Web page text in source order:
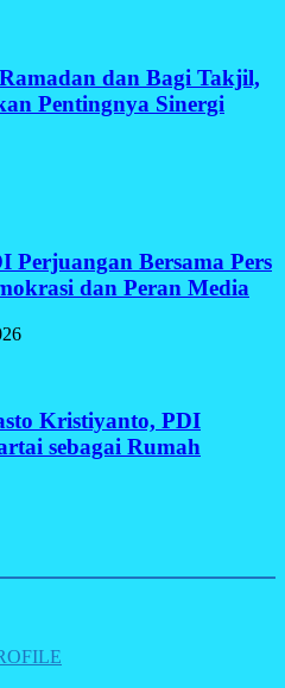
dan Bagi Takjil,
Pentingnya Sinergi
Perjuangan Bersama Pers
dan Peran Media
Kristiyanto, PDI
sebagai Rumah